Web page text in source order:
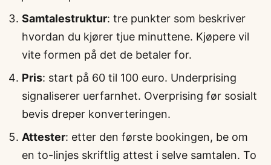
Samtalestruktur: tre punkter som beskriver
hvordan du kjører tjue minuttene. Kjøpere vil
vite formen på det de betaler for.
Pris: start på 60 til 100 euro. Underprising
signaliserer uerfarnhet. Overprising før sosialt
bevis dreper konverteringen.
Attester: etter den første bookingen, be om
en to-linjes skriftlig attest i selve samtalen. To